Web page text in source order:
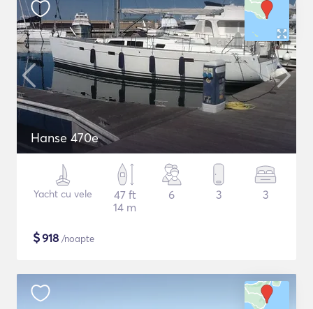
Hanse 470e
Yacht cu vele
47 ft
14 m
6 3 3
$918 /noapte